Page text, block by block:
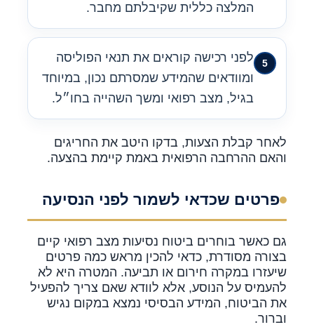
המלצה כללית שקיבלתם מחבר.
לפני רכישה קוראים את תנאי הפוליסה
ומוודאים שהמידע שמסרתם נכון, במיוחד
בגיל, מצב רפואי ומשך השהייה בחו״ל.
לאחר קבלת הצעות, בדקו היטב את החריגים
והאם ההרחבה הרפואית באמת קיימת בהצעה.
פרטים שכדאי לשמור לפני הנסיעה
גם כאשר בוחרים ביטוח נסיעות מצב רפואי קיים
בצורה מסודרת, כדאי להכין מראש כמה פרטים
שיעזרו במקרה חירום או תביעה. המטרה היא לא
להעמיס על הנוסע, אלא לוודא שאם צריך להפעיל
את הביטוח, המידע הבסיסי נמצא במקום נגיש
וברור.